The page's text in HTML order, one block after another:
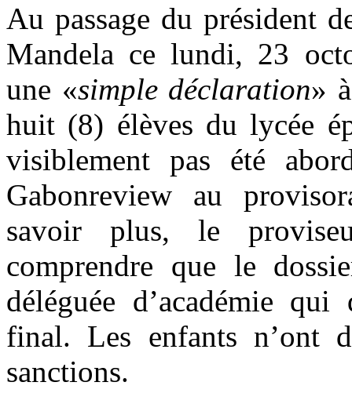
Au passage du président
Mandela ce lundi, 23
une «simple déclaration»
huit (8) élèves du lycée
visiblement pas été
Gabonreview au
savoir plus, le
comprendre que le
déléguée d’académie
final. Les enfants n’ont
sanctions.